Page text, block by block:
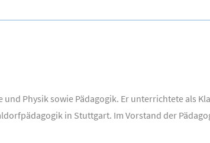
und Physik sowie Pädagogik. Er unterrichtete als
in Stuttgart. Im Vorstand der